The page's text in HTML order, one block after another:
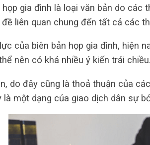
họp gia đình là loại văn bản do các
liên quan chung đến tất cả các
của biên bản họp gia đình, hiện
nên có khá nhiều ý kiến trái chiều.
do đây cũng là thoả thuận của
là một dạng của giao dịch dân sự